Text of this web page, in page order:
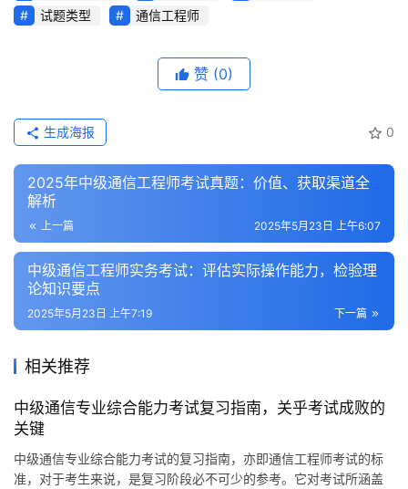
试题类型
通信工程师
赞 (0)
0
生成海报
2025年中级通信工程师考试真题：价值、获取渠道全
解析
上一篇 2025年5月23日 上午6:07
中级通信工程师实务考试：评估实际操作能力，检验理
论知识要点
下一篇
2025年5月23日 上午7:19
相关推荐
中级通信专业综合能力考试复习指南，关乎考试成败的
关键
中级通信专业综合能力考试的复习指南，亦即通信工程师考试的标
准，对于考生来说，是复习阶段必不可少的参考。它对考试所涵盖